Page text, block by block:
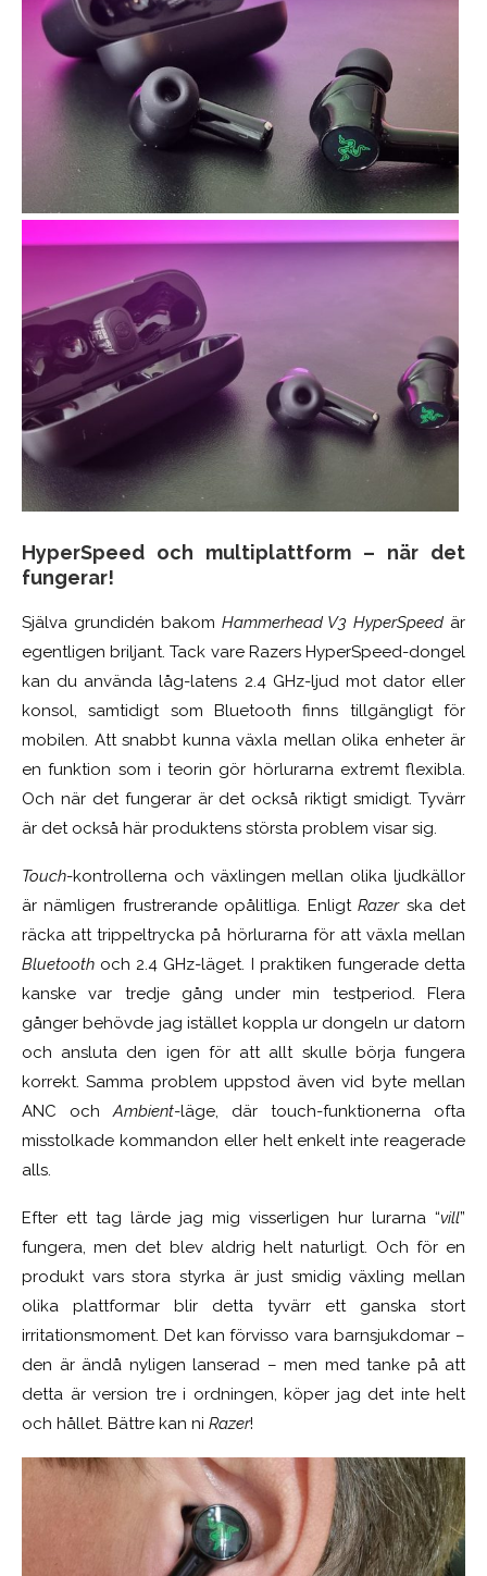
HyperSpeed och multiplattform – när det
fungerar!
Själva grundidén bakom Hammerhead V3 HyperSpeed är
egentligen briljant. Tack vare Razers HyperSpeed-dongel
kan du använda låg-latens 2.4 GHz-ljud mot dator eller
konsol, samtidigt som Bluetooth finns tillgängligt för
mobilen. Att snabbt kunna växla mellan olika enheter är
en funktion som i teorin gör hörlurarna extremt flexibla.
Och när det fungerar är det också riktigt smidigt. Tyvärr
är det också här produktens största problem visar sig.
Touch-kontrollerna och växlingen mellan olika ljudkällor
är nämligen frustrerande opålitliga. EnligtRazerska det
räcka att trippeltrycka på hörlurarna för att växla mellan
Bluetooth och 2.4 GHz-läget. I praktiken fungerade detta
kanske var tredje gång under min testperiod. Flera
gånger behövde jag istället koppla ur dongeln ur datorn
och ansluta den igen för att allt skulle börja fungera
korrekt. Samma problem uppstod även vid byte mellan
ANC och Ambient-läge, där touch-funktionerna ofta
misstolkade kommandon eller helt enkelt inte reagerade
alls.
Efter ett tag lärde jag mig visserligen hur lurarna “vill”
fungera, men det blev aldrig helt naturligt. Och för en
produkt vars stora styrka är just smidig växling mellan
olika plattformar blir detta tyvärr ett ganska stort
irritationsmoment. Det kan förvisso vara barnsjukdomar –
den är ändå nyligen lanserad – men med tanke på att
detta är version tre i ordningen, köper jag det inte helt
och hållet. Bättre kan ni Razer!